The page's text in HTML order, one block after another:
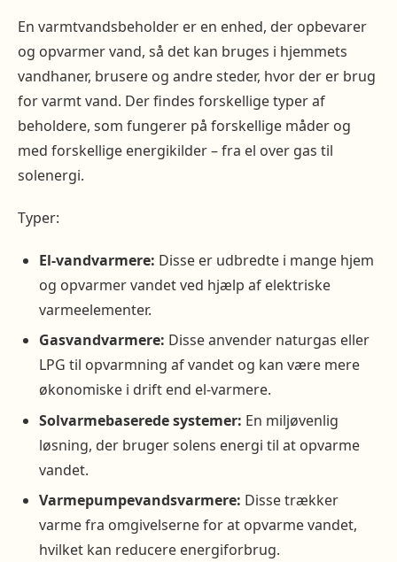
En varmtvandsbeholder er en enhed, der opbevarer
og opvarmer vand, så det kan bruges i hjemmets
vandhaner, brusere og andre steder, hvor der er brug
for varmt vand. Der findes forskellige typer af
beholdere, som fungerer på forskellige måder og
med forskellige energikilder – fra el over gas til
solenergi.
Typer:
El-vandvarmere: Disse er udbredte i mange hjem
og opvarmer vandet ved hjælp af elektriske
varmeelementer.
Gasvandvarmere: Disse anvender naturgas eller
LPG til opvarmning af vandet og kan være mere
økonomiske i drift end el-varmere.
Solvarmebaserede systemer: En miljøvenlig
løsning, der bruger solens energi til at opvarme
vandet.
Varmepumpevandsvarmere: Disse trækker
varme fra omgivelserne for at opvarme vandet,
hvilket kan reducere energiforbrug.